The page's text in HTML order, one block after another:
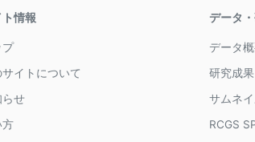
情報
プ
サイトについて
らせ
方
データ
データ
研究成果
サムネ
RCGS